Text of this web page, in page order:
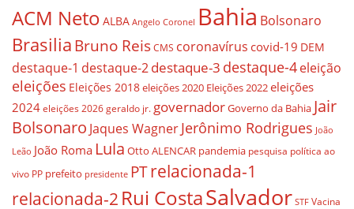
ACM Neto ALBA Angelo Coronel Bahia Bolsonaro
BrasiliaBruno ReisCMS coronavírus covid-19 DEM
destaque-1 destaque-2destaque-3 destaque-4eleição
eleições Eleições 2018eleições 2020 Eleições 2022eleições
2024 eleições 2026 geraldo jr. governadorGoverno da Bahia Jair
Bolsonaro Jaques WagnerJerônimo Rodrigues João
Leão João Roma Lula Otto ALENCAR pandemia pesquisa política ao
vivo PP prefeito presidente PTrelacionada-1
relacionada-2 Rui CostaSalvador STF Vacina